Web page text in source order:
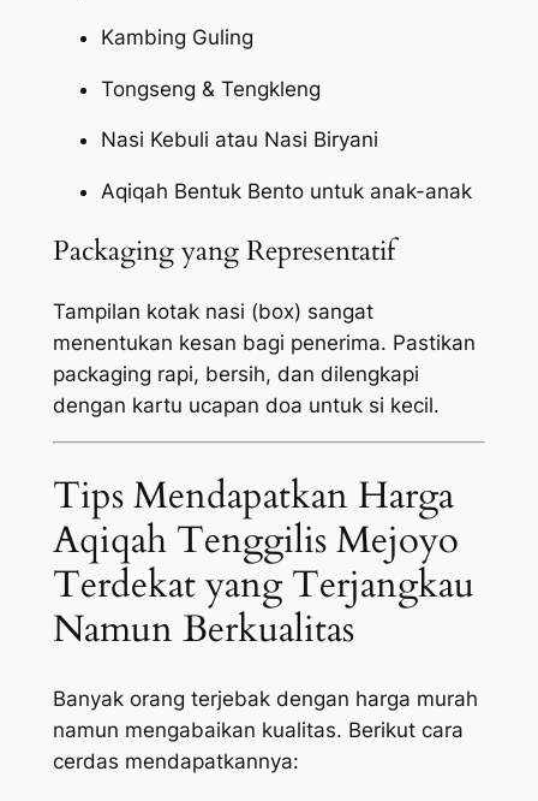
Kambing Guling
Tongseng & Tengkleng
Nasi Kebuli atau Nasi Biryani
Aqiqah Bentuk Bento untuk anak-anak
Packaging yang Representatif
Tampilan kotak nasi (box) sangat
menentukan kesan bagi penerima. Pastikan
packaging rapi, bersih, dan dilengkapi
dengan kartu ucapan doa untuk si kecil.
Tips Mendapatkan Harga
Aqiqah Tenggilis Mejoyo
Terdekat yang Terjangkau
Namun Berkualitas
Banyak orang terjebak dengan harga murah
namun mengabaikan kualitas. Berikut cara
cerdas mendapatkannya: